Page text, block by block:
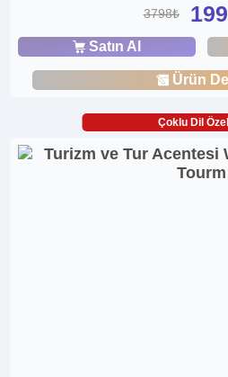
3798₺
Satın Al
Ürün
Çoklu Dil